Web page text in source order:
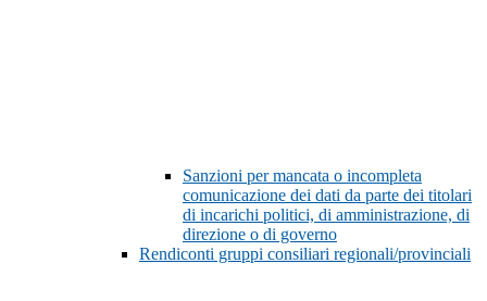
Sanzioni per mancata o incompleta
comunicazione dei dati da parte dei titolari
di incarichi politici, di amministrazione, di
direzione o di governo
Rendiconti gruppi consiliari regionali/provinciali